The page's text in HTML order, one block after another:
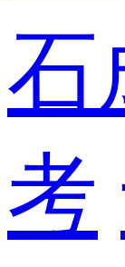
石
考